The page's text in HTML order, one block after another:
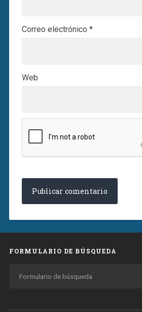
Correo electrónico *
Web
FORMULARIO DE BÚSQUEDA